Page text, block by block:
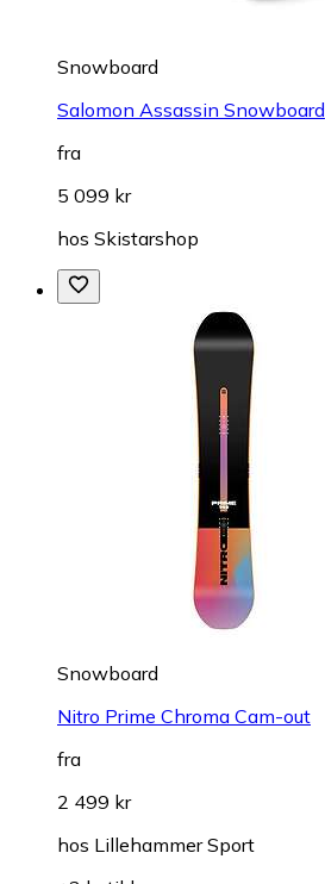
Snowboard
Salomon Assassin Snowboard
fra
5 099 kr
hos Skistarshop
Snowboard
Nitro Prime Chroma Cam-out
fra
2 499 kr
hos Lillehammer Sport